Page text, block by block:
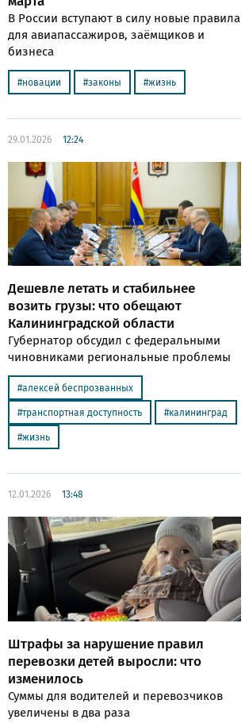
В России вступают в силу новые правила
для авиапассажиров, заёмщиков и
бизнеса
новации законы жизнь
29.01.2026 12:24
Дешевле летать и стабильнее
возить грузы: что обещают
Калининградской области
Губернатор обсудил с федеральными
чиновниками региональные проблемы
алексей беспрозванных
транспортная доступность калининград
жизнь
12.01.2026 13:48
Штрафы за нарушение правил
перевозки детей выросли: что
изменилось
Суммы для водителей и перевозчиков
увеличены в два раза